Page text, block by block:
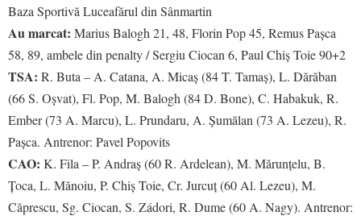
Baza Sportivă Luceafărul din Sânmartin
Au marcat: Marius Balogh 21, 48, Florin Pop 45, Remus Pașca
58, 89, ambele din penalty / Sergiu Ciocan 6, Paul Chiș Toie 90+2
TSA: R. Buta – A. Catana, A. Micaș (84 T. Tamaș), L. Dărăban
(66 S. Oșvat), Fl. Pop, M. Balogh (84 D. Bone), C. Habakuk, R.
Ember (73 A. Marcu), L. Prundaru, A. Șumălan (73 A. Lezeu), R.
Pașca. Antrenor: Pavel Popovits
CAO: K. Fila – P. Andraș (60 R. Ardelean), M. Mărunțelu, B.
Țoca, L. Mănoiu, P. Chiș Toie, Cr. Jurcuț (60 Al. Lezeu), M.
Căprescu, Sg. Ciocan, S. Zádori, R. Dume (60 A. Nagy). Antrenor: